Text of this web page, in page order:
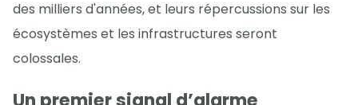
des milliers d'années, et leurs répercussions sur les
écosystèmes et les infrastructures seront
colossales.